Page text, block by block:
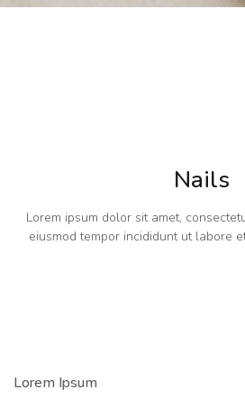
Nails
Lorem ipsum dolor sit amet,
eiusmod tempor incididunt ut labore
Lorem Ipsum